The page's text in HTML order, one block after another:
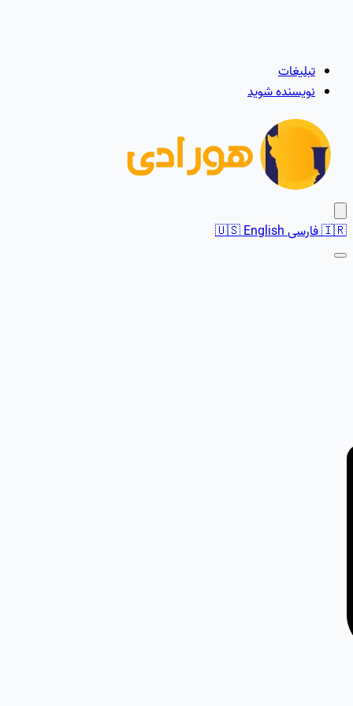
تبلیغات
نویسنده شوید
🇮🇷فارسی 🇺🇸English